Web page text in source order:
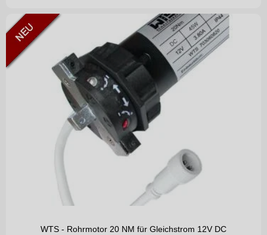
WTS - Rohrmotor 20 NM für Gleichstrom 12V DC